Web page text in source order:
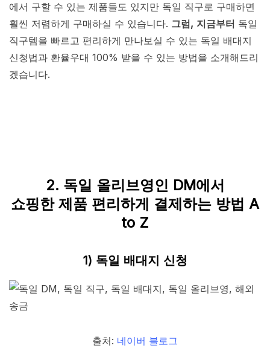
에서 구할 수 있는 제품들도 있지만 독일 직구로 구매하면
훨씬 저렴하게 구매하실 수 있습니다. 그럼, 지금부터 독일
직구템을 빠르고 편리하게 만나보실 수 있는 독일 배대지
신청법과 환율우대 100% 받을 수 있는 방법을 소개해드리
겠습니다.
2. 독일 올리브영인 DM에서
쇼핑한 제품 편리하게 결제하는 방법 A
to Z
1) 독일 배대지 신청
출처: 네이버 블로그